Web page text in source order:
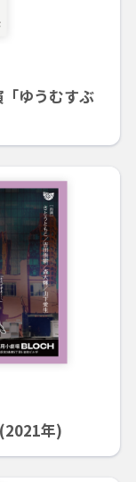
ゆうむすぶ
年)